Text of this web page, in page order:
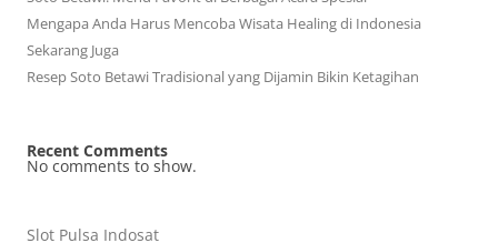
Mengapa Anda Harus Mencoba Wisata Healing di Indonesia
Sekarang Juga
Resep Soto Betawi Tradisional yang Dijamin Bikin Ketagihan
Recent Comments
No comments to show.
Slot Pulsa Indosat